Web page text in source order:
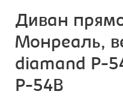
Диван
Монреаль,
diamand P-
P-54B